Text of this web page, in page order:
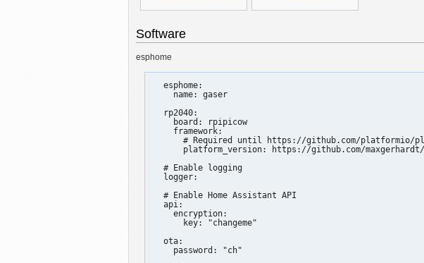
Software
esphome
  esphome:
    name: gaser
  rp2040:
    board: rpipicow
    framework:
# Required until https://github.com/platformio/
platform_version: https://github.com/
  # Enable logging
  logger:
  # Enable Home Assistant API
  api:
    encryption:
      key: "changeme"
  ota:
    password: "ch"